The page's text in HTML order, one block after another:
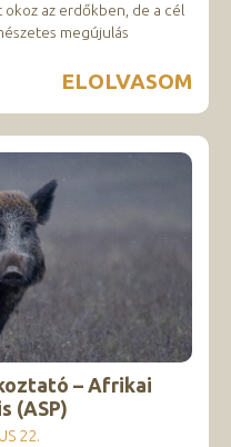
az erdőkben, de a cél
megújulás
ELOLVASOM
– Afrikai
(ASP)
22.